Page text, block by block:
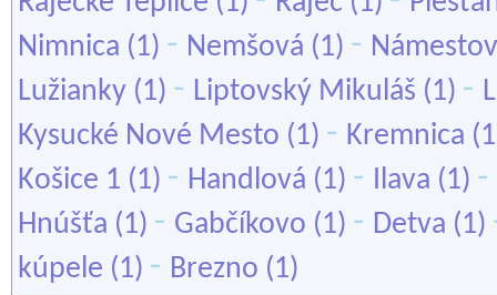
Nimnica (1) - Nemšová (1) -
Lužianky (1) - Liptovský Mikuláš (1) -
Kysucké Nové Mesto (1) - Kremnica
Košice 1 (1) - Handlová (1) - Ilava (1) -
Hnúšťa (1) - Gabčíkovo (1) - Detva (1)
kúpele (1) - Brezno (1)